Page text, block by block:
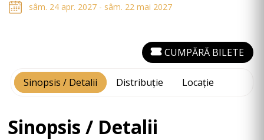
sâm. 24 apr. 2027 - sâm. 22 mai 2027
Sinopsis / Detalii Distribuție Locație
CUMPĂRĂ BILETE
Sinopsis / Detalii